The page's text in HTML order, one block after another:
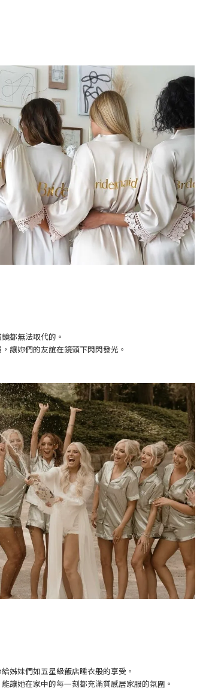
都無法取代的。
讓妳們的友誼在鏡頭下閃閃發光。
姊妹們如五星級飯店睡衣般的享受。
讓她在家中的每一刻都充滿質感居家服的氛圍。